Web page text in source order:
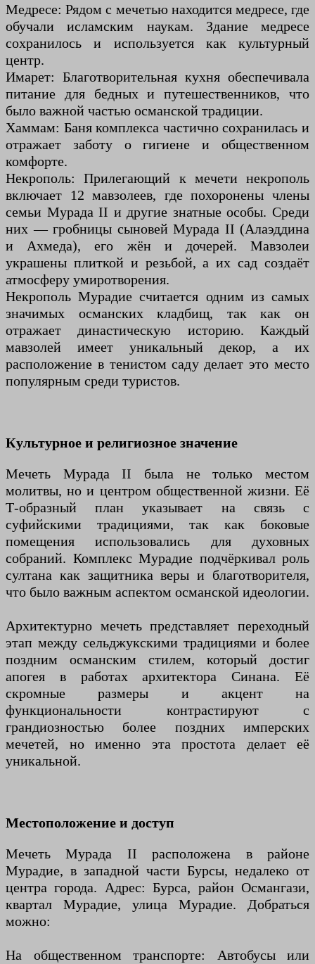
Медресе: Рядом с мечетью находится медресе, где
обучали исламским наукам. Здание медресе
сохранилось и используется как культурный
центр.
Имарет: Благотворительная кухня обеспечивала
питание для бедных и путешественников, что
было важной частью османской традиции.
Хаммам: Баня комплекса частично сохранилась и
отражает заботу о гигиене и общественном
комфорте.
Некрополь: Прилегающий к мечети некрополь
включает 12 мавзолеев, где похоронены члены
семьи Мурада II и другие знатные особы. Среди
них — гробницы сыновей Мурада II (Алаэддина
и Ахмеда), его жён и дочерей. Мавзолеи
украшены плиткой и резьбой, а их сад создаёт
атмосферу умиротворения.
Некрополь Мурадие считается одним из самых
значимых османских кладбищ, так как он
отражает династическую историю. Каждый
мавзолей имеет уникальный декор, а их
расположение в тенистом саду делает это место
популярным среди туристов.
Культурное и религиозное значение
Мечеть Мурада II была не только местом
молитвы, но и центром общественной жизни. Её
Т-образный план указывает на связь с
суфийскими традициями, так как боковые
помещения использовались для духовных
собраний. Комплекс Мурадие подчёркивал роль
султана как защитника веры и благотворителя,
что было важным аспектом османской идеологии.
Архитектурно мечеть представляет переходный
этап между сельджукскими традициями и более
поздним османским стилем, который достиг
апогея в работах архитектора Синана. Её
скромные размеры и акцент на
функциональности контрастируют с
грандиозностью более поздних имперских
мечетей, но именно эта простота делает её
уникальной.
Местоположение и доступ
Мечеть Мурада II расположена в районе
Мурадие, в западной части Бурсы, недалеко от
центра города. Адрес: Бурса, район Османгази,
квартал Мурадие, улица Мурадие. Добраться
можно:
На общественном транспорте: Автобусы или